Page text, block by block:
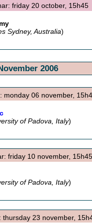
friday 20 october, 15h45
Sydney, Australia)
2006
monday 06 november,
of Padova, Italy)
friday 10 november, 15h45
of Padova, Italy)
thursday 23 november,